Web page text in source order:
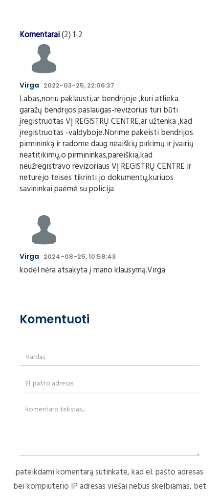
Komentarai(2) 1-2
Virga 2022-03-25, 22:06:37
Labas,noriu paklausti,ar bendrijoje ,kuri atlieka
garažų bendrijos paslaugas-revizorius turi būti
įregistruotas VĮ REGISTRŲ CENTRE,ar užtenka ,kad
įregistruotas -valdyboje.Norime pakeisti bendrijos
pirmininką ir radome daug neaiškių pirkimų ir įvairių
neatitikimų,o pirmininkas,pareiškia,kad
neužregistravo revizoriaus VĮ REGISTRŲ CENTRE ir
neturėjo teisės tikrinti jo dokumentų,kuriuos
savininkai paėmė su policija
Virga 2024-08-25, 10:58:43
kodėl nėra atsakyta į mano klausymą.Virga
Komentuoti
pateikdami komentarą sutinkate, kad el. pašto adresas
bei kompiuterio IP adresas viešai nebus skelbiamas, bet